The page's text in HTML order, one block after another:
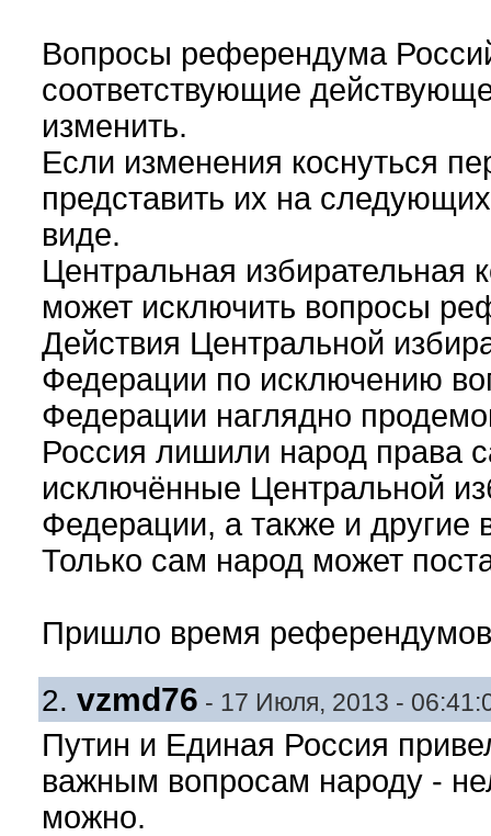
Вопросы референдума
соответствующие
изменить.
Если изменения коснуться
представить их на
виде.
Центральная избирательная
может исключить вопросы
Действия Центральной
Федерации по исключению
Федерации наглядно
Россия лишили народ права
исключённые Центральной
Федерации, а также и другие
Только сам народ может
Пришло время
2. vzmd76 - 17 Июля, 2013 -
Путин и Единая Россия
важным вопросам народу -
можно.